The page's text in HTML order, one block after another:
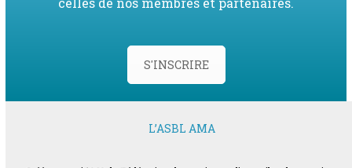
S'INSCRIRE
L’ASBL AMA